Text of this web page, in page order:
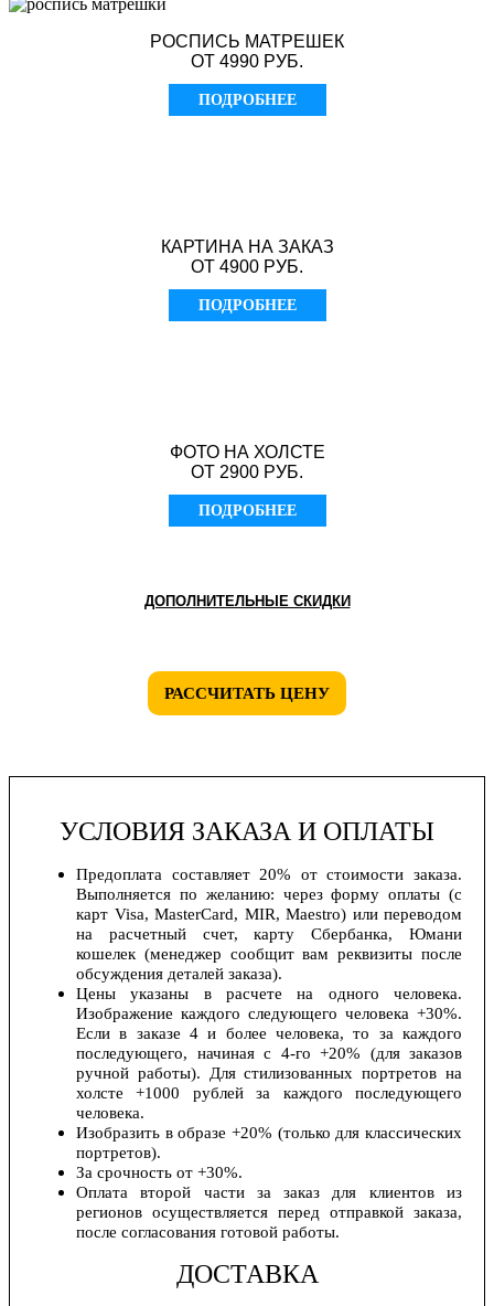
РОСПИСЬ МАТРЕШЕК
ОТ 4990 РУБ.
ПОДРОБНЕЕ
КАРТИНА НА ЗАКАЗ
ОТ 4900 РУБ.
ПОДРОБНЕЕ
ФОТО НА ХОЛСТЕ
ОТ 2900 РУБ.
ПОДРОБНЕЕ
ДОПОЛНИТЕЛЬНЫЕ СКИДКИ
РАССЧИТАТЬ ЦЕНУ
УСЛОВИЯ ЗАКАЗА И ОПЛАТЫ
Предоплата составляет 20% от стоимости заказа.
Выполняется по желанию: через форму оплаты (с
карт Visa, MasterCard, MIR, Maestro) или переводом
на расчетный счет, карту Сбербанка, Юмани
кошелек (менеджер сообщит вам реквизиты после
обсуждения деталей заказа).
Цены указаны в расчете на одного человека.
Изображение каждого следующего человека +30%.
Если в заказе 4 и более человека, то за каждого
последующего, начиная с 4-го +20% (для заказов
ручной работы). Для стилизованных портретов на
холсте +1000 рублей за каждого последующего
человека.
Изобразить в образе +20% (только для классических
портретов).
За срочность от +30%.
Оплата второй части за заказ для клиентов из
регионов осуществляется перед отправкой заказа,
после согласования готовой работы.
ДОСТАВКА